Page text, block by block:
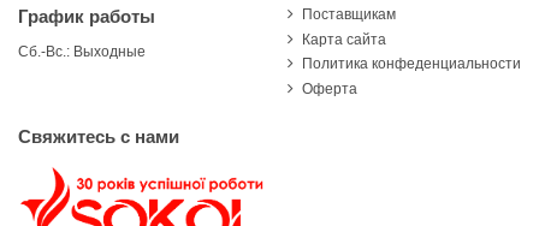
График работы
Сб.-Вс.: Выходные
Поставщикам
Карта сайта
Политика конфеденциальности
Оферта
Свяжитесь с нами